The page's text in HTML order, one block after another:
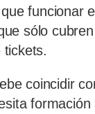
funcionar
sólo
tickets.
coincidir